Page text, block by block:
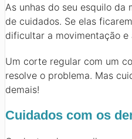
As unhas do seu esquilo da
de cuidados. Se elas
dificultar a movimentação
Um corte regular com um
resolve o problema. Mas
demais!
Cuidados com os